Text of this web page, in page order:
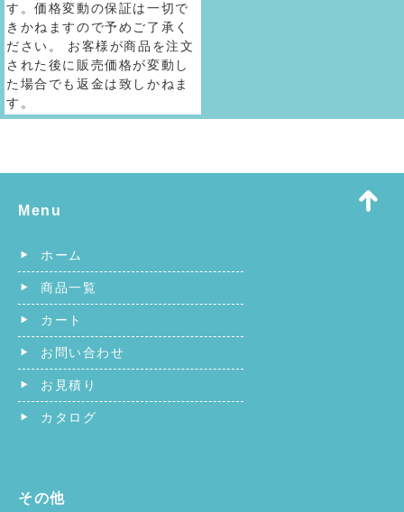
す。価格変動の保証は一切で
きかねますので予めご了承く
ださい。 お客様が商品を注文
された後に販売価格が変動し
た場合でも返金は致しかねま
す。
Menu
ホーム
商品一覧
カート
お問い合わせ
お見積り
カタログ
その他